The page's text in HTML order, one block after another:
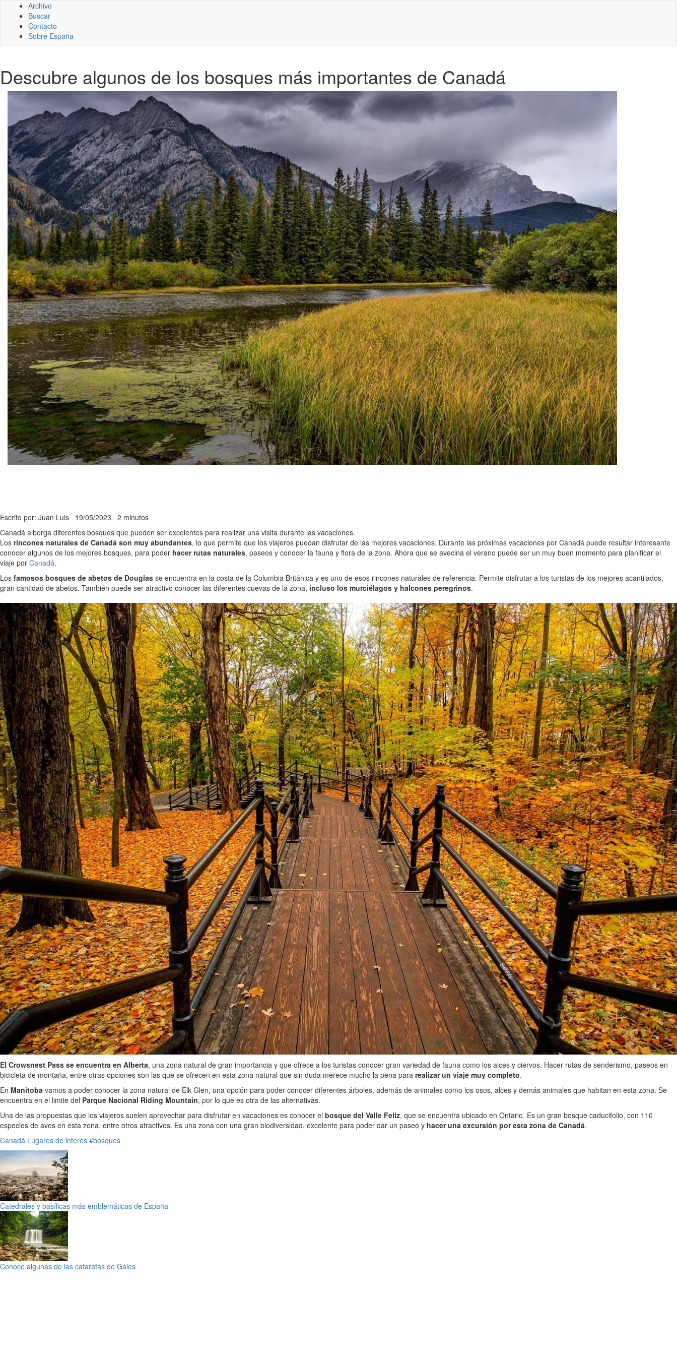
Archivo
Buscar
Contacto
Sobre España
Descubre algunos de los bosques más importantes de Canadá
Escrito por: Juan Luis 19/05/2023 2 minutos
Canadá alberga diferentes bosques que pueden ser excelentes para realizar una visita durante las vacaciones.
Los rincones naturales de Canadá son muy abundantes, lo que permite que los viajeros puedan disfrutar de las mejores vacaciones. Durante las próximas vacaciones por Canadá puede resultar interesante
conocer algunos de los mejores bosques, para poder hacer rutas naturales, paseos y conocer la fauna y flora de la zona. Ahora que se avecina el verano puede ser un muy buen momento para planificar el
viaje por Canadá.
Los famosos bosques de abetos de Douglas se encuentra en la costa de la Columbia Británica y es uno de esos rincones naturales de referencia. Permite disfrutar a los turistas de los mejores acantilados,
gran cantidad de abetos. También puede ser atractivo conocer las diferentes cuevas de la zona, incluso los murciélagos y halcones peregrinos.
El Crowsnest Pass se encuentra en Alberta, una zona natural de gran importancia y que ofrece a los turistas conocer gran variedad de fauna como los alces y ciervos. Hacer rutas de senderismo, paseos en
bicicleta de montaña, entre otras opciones son las que se ofrecen en esta zona natural que sin duda merece mucho la pena para realizar un viaje muy completo.
En Manitoba vamos a poder conocer la zona natural de Elk Glen, una opción para poder conocer diferentes árboles, además de animales como los osos, alces y demás animales que habitan en esta zona. Se
encuentra en el limite del Parque Nacional Riding Mountain, por lo que es otra de las alternativas.
Una de las propuestas que los viajeros suelen aprovechar para disfrutar en vacaciones es conocer el bosque del Valle Feliz, que se encuentra ubicado en Ontario. Es un gran bosque caducifolio, con 110
especies de aves en esta zona, entre otros atractivos. Es una zona con una gran biodiversidad, excelente para poder dar un paseo y hacer una excursión por esta zona de Canadá.
Canadá Lugares de interés #bosques
Catedrales y basílicas más emblemáticas de España
Conoce algunas de las cataratas de Gales